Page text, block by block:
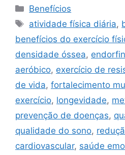
Categories
Benefícios
Tags
atividade física diária,
benefícios do exercício
densidade óssea,
aeróbico, exercício de
de vida, fortalecimento
exercício, longevidade,
prevenção de doenças,
qualidade do sono,
cardiovascular, saúde